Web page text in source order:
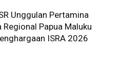
Unggulan Pertamina
Regional Papua Maluku
ISRA 2026